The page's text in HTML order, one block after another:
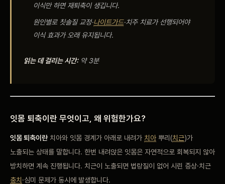
치과 백과사전
자주 묻는 질문
회원가입 / 로그인
이식만 하면 재퇴축이 생깁니다.
원인별로 칫솔질 교정·나이트가드·치주 치료가 선행되어야
이식 효과가 오래 유지됩니다.
읽는 데 걸리는 시간:약 3분
잇몸 퇴축이란 무엇이고, 왜 위험한가요?
잇몸 퇴축이란치아와 잇몸 경계가 아래로 내려가 치아 뿌리(치근)가
노출되는 상태를 말합니다. 한번 내려앉은 잇몸은 자연적으로 회복되지 않아
방치하면 계속 진행됩니다. 치근이 노출되면 법랑질이 없어 시린 증상·치근
충치 ·심미 문제가 동시에 발생합니다.